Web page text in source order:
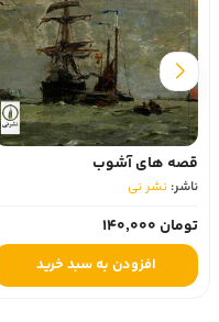
قصه های آشوب
ناشر: نشر نی
تومان 140,000
افزودن به سبد خرید